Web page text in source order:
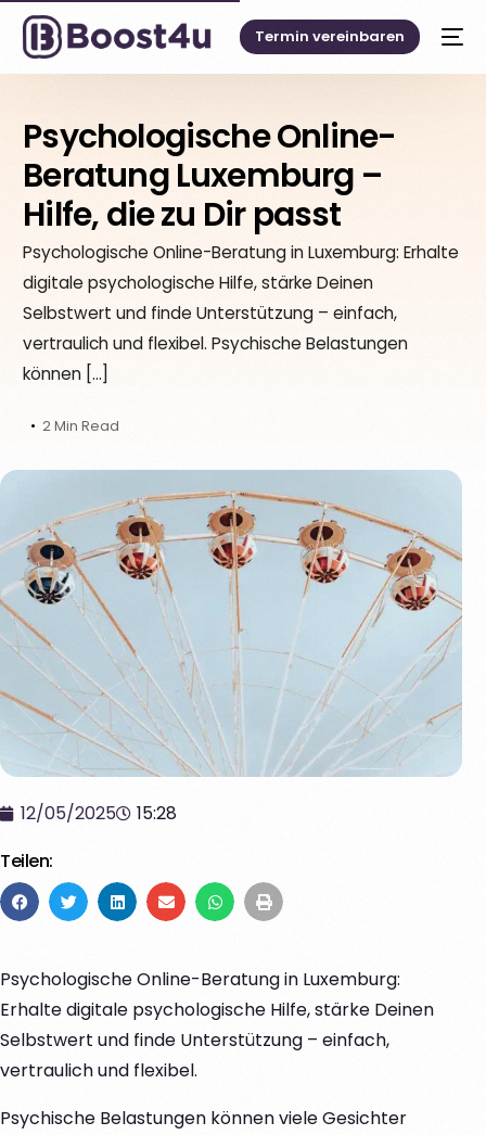
Termin vereinbaren
Psychologische Online-
Beratung Luxemburg –
Hilfe, die zu Dir passt
Psychologische Online-Beratung in Luxemburg: Erhalte
digitale psychologische Hilfe, stärke Deinen
Selbstwert und finde Unterstützung – einfach,
vertraulich und flexibel. Psychische Belastungen
können […]
2 Min Read
12/05/2025
15:28
Teilen:
Psychologische Online-Beratung in Luxemburg:
Erhalte digitale psychologische Hilfe, stärke Deinen
Selbstwert und finde Unterstützung – einfach,
vertraulich und flexibel.
Psychische Belastungen können viele Gesichter